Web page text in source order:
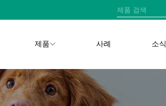
제품 사례 소식